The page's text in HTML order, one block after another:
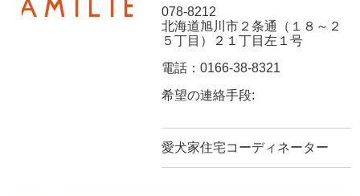
078-8212
北海道旭川市２条通（１８～２
５丁目）２１丁目左１号
電話：0166-38-8321
希望の連絡手段:
愛犬家住宅コーディネーター